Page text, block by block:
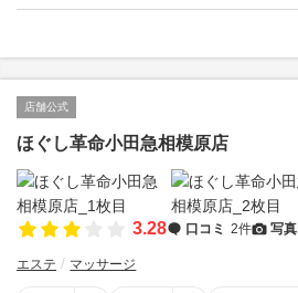
店舗公式
ほぐし革命小田急相模原店
3.28 口コミ 2件 写真
エステ マッサージ